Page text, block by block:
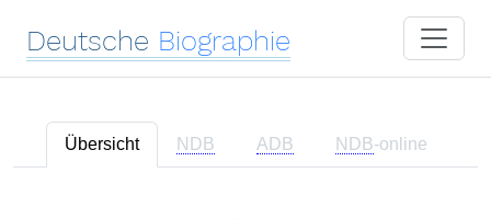
Deutsche Biographie
Übersicht NDB ADB NDB-online